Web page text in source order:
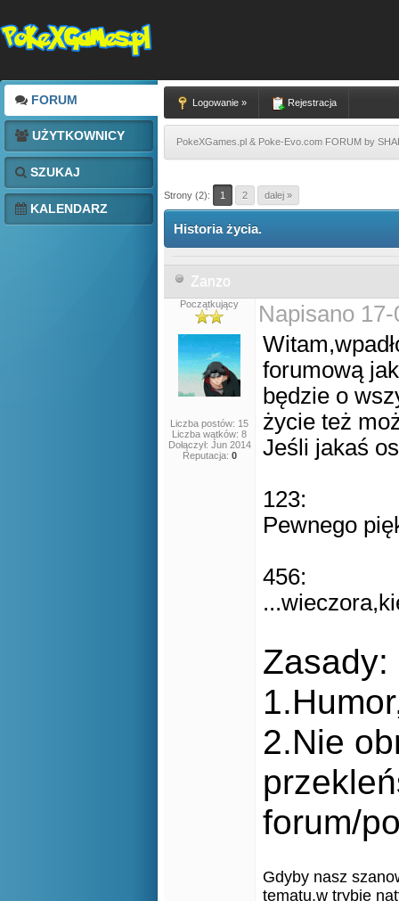
FORUM
UŻYTKOWNICY
SZUKAJ
KALENDARZ
Logowanie » Rejestracja
PokeXGames.pl & Poke-Evo.com FORUM by
Strony (2): 1 2 dalej »
Historia życia.
Zanzo
Początkujący
Liczba postów: 15
Liczba wątków: 8
Dołączył: Jun 2014
Reputacja: 0
Napisano
forumową
będzie o
życie też
Jeśli jakaś
123:
Pewnego
456:
Zasady:
2.Nie
forum/
Gdyby nasz
tematu,w trybie